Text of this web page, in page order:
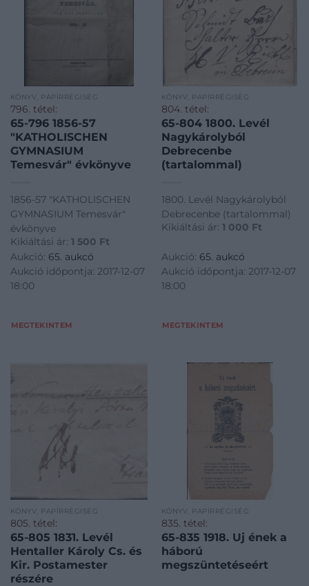
KÖNYV, PAPÍRRÉGISÉG
796. tétel:
65-796 1856-57
"KATHOLISCHEN
GYMNASIUM
Temesvár" évkönyve
1856-57 "KATHOLISCHEN
GYMNASIUM Temesvár"
évkönyve
Kikiáltási ár: 1 500 Ft
Aukció: 65. aukcó
Aukció időpontja: 2017-12-07
18:00
MEGTEKINTEM
KÖNYV, PAPÍRRÉGISÉG
804. tétel:
65-804 1800. Levél
Nagykárolyból
Debrecenbe
(tartalommal)
1800. Levél Nagykárolyból
Debrecenbe (tartalommal)
Kikiáltási ár: 1 000 Ft
Aukció: 65. aukcó
Aukció időpontja: 2017-12-07
18:00
MEGTEKINTEM
KÖNYV, PAPÍRRÉGISÉG
805. tétel:
65-805 1831. Levél
Hentaller Károly Cs. és
Kir. Postamester
részére
KÖNYV, PAPÍRRÉGISÉG
835. tétel:
65-835 1918. Uj ének a
háború
megszüntetéseért